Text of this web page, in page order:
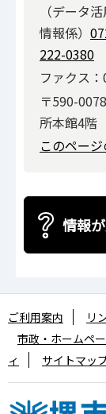
（データ
情報係）
222-0380
ファクス
〒590-
所本館4階
このペー
情報
ご利用案内 リ
市政・ホームペ
ィ
サイトマッ